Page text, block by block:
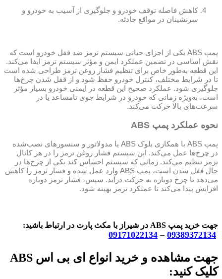
کاهش فاصله توقف خودرو و جلوگیری از آسیب به خودرو و
سرنشینان در مواقع حادثه.
پمپ ABS یکی از اجزای حیاتی سیستم ترمز ضد قفل خودرو است که
نقش اساسی در تضمین عملکرد ایمن و مؤثر سیستم ترمز ایفا می‌کند.
این قطعه به‌طور خاص برای تنظیم فشار روغن ترمز طراحی شده است
تا در شرایط مختلف، کنترل خودرو حفظ شود و از قفل شدن چرخ‌ها
جلوگیری شود. عملکرد صحیح این قطعه در ایمنی خودرو بسیار مؤثر
است، به‌ویژه زمانی که خودرو در شرایط جوی نامساعد یا در
سرعت‌های بالا حرکت می‌کند.
نحوه عملکرد پمپ ABS
پمپ ABS با همکاری بلوک ABS یا مدولاتور و سنسورهای نصب‌شده
در چرخ‌ها عمل می‌کند. این سیستم فشار روغن ترمز را در هر کانال
ترمز تنظیم می‌کند. زمانی که سیستم احساس کند یکی از چرخ‌ها در
حال قفل شدن است، پمپ ABS وارد عمل شده و فشار ترمز را کاهش
می‌دهد تا چرخ دوباره به حرکت درآید. سپس، فشار ترمز دوباره
افزایش پیدا می‌کند تا عملکرد ترمز بهینه شود.
جهت خرید پمپ ABS در شیراز با مکث پارت در ارتباط باشید:
09389372134
–
09171022134
جهت مشاهده و خرید انواع ای بی اس ABS
کلیک کنید: